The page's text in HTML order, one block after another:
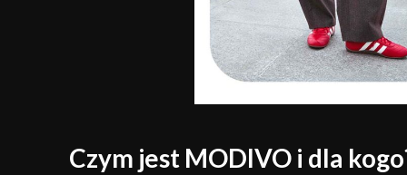
Czym jest MODIVO i dla